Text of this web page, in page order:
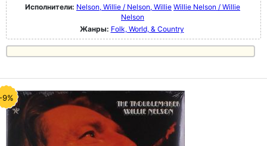
Исполнители: Nelson, Willie / Nelson, Willie Willie Nelson / Willie
Nelson
Жанры: Folk, World, & Country
9%